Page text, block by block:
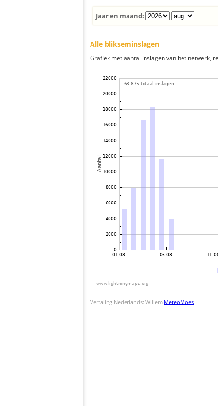
Jaar en maand:
Alle blikseminslagen
Grafiek met aantal inslagen van het netwerk,
Vertaling Nederlands: Willem MeteoMoes